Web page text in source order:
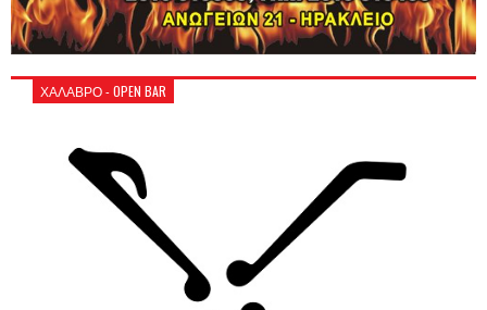
ΧΑΛΑΒΡΟ - OPEN BAR